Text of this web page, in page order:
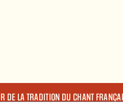
DE LA TRADITION DU CHANT